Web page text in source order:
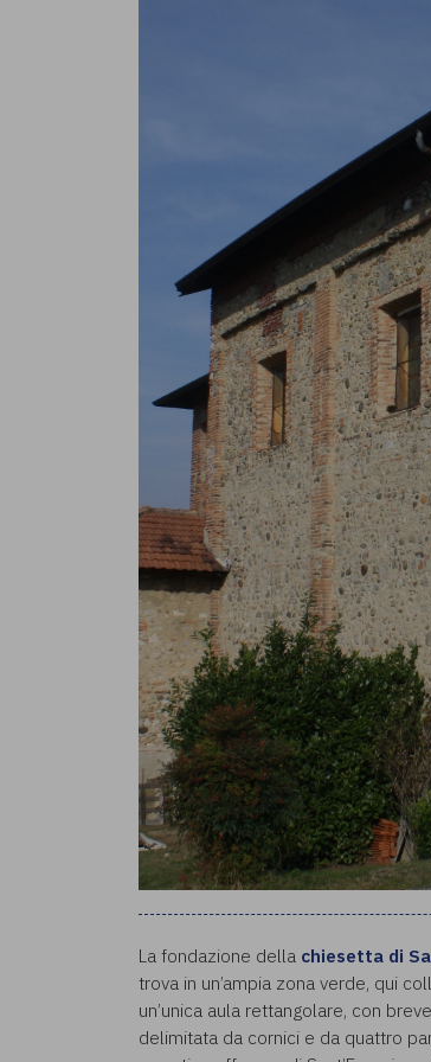
La fondazione della chiesetta di
trova in un’ampia zona verde, qui
un’unica aula rettangolare, con
delimitata da cornici e da quattro